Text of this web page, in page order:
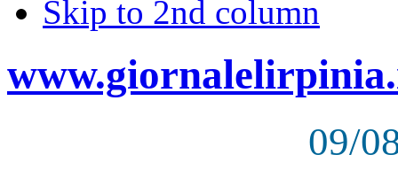
Skip to 2nd column
09/